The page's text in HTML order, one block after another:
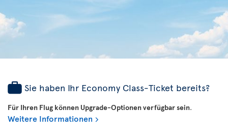
Sie haben Ihr Economy Class-Ticket bereits?
Für Ihren Flug können Upgrade-Optionen verfügbar sein.
Weitere Informationen